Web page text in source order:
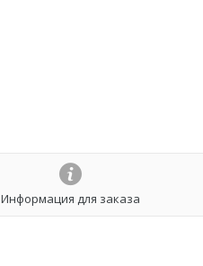
Информация для заказа